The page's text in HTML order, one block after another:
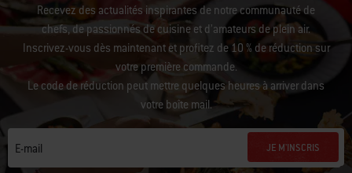
Recevez des actualités inspirantes de notre communauté de
chefs, de passionnés de cuisine et d’amateurs de plein air.
Inscrivez-vous dès maintenant et profitez de 10 % de réduction sur
votre première commande.
Le code de réduction peut mettre quelques heures à arriver dans
votre boîte mail.
E-mail JE M'INSCRIS